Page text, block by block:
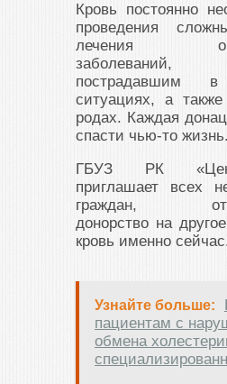
Кровь постоянно
проведения
лечения
пострадавшим в
ситуациях, а
родах. Каждая
спасти чью-то жизнь.
ГБУЗ РК
приглашает всех
граждан,
донорство на
кровь именно
Узнайте больше:
пациентам с
обмена